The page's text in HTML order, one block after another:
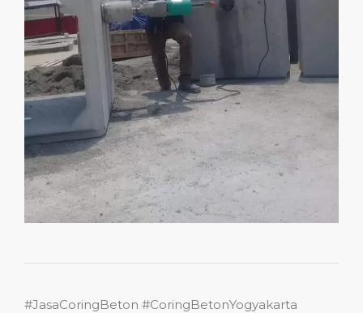
#JasaCoringBeton #CoringBetonYogyakarta